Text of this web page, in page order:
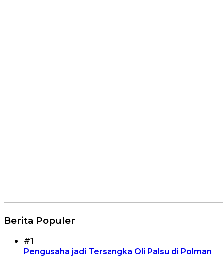
Berita Populer
#1
Pengusaha jadi Tersangka Oli Palsu di Polman